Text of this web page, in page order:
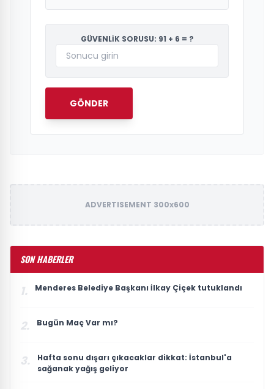
GÜVENLİK SORUSU: 91 + 6 = ?
GÖNDER
ADVERTISEMENT 300x600
SON HABERLER
1. Menderes Belediye Başkanı İlkay Çiçek tutuklandı
2. Bugün Maç Var mı?
3.
Hafta sonu dışarı çıkacaklar dikkat: İstanbul'a
sağanak yağış geliyor